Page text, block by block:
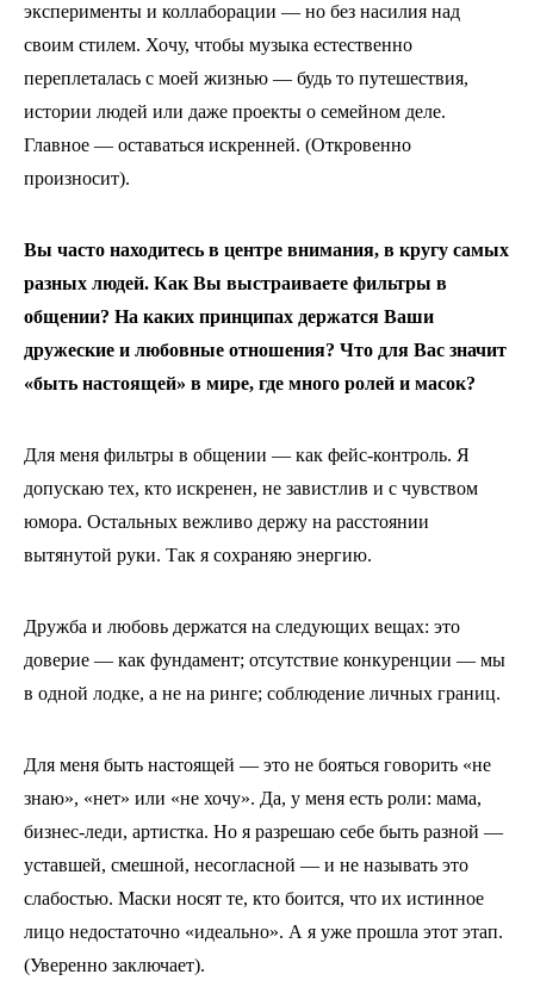
эксперименты и коллаборации — но без насилия над
своим стилем. Хочу, чтобы музыка естественно
переплеталась с моей жизнью — будь то путешествия,
истории людей или даже проекты о семейном деле.
Главное — оставаться искренней. (Откровенно
произносит).
Вы часто находитесь в центре внимания, в кругу самых
разных людей. Как Вы выстраиваете фильтры в
общении? На каких принципах держатся Ваши
дружеские и любовные отношения? Что для Вас значит
«быть настоящей» в мире, где много ролей и масок?
Для меня фильтры в общении — как фейс-контроль. Я
допускаю тех, кто искренен, не завистлив и с чувством
юмора. Остальных вежливо держу на расстоянии
вытянутой руки. Так я сохраняю энергию.
Дружба и любовь держатся на следующих вещах: это
доверие — как фундамент; отсутствие конкуренции — мы
в одной лодке, а не на ринге; соблюдение личных границ.
Для меня быть настоящей — это не бояться говорить «не
знаю», «нет» или «не хочу». Да, у меня есть роли: мама,
бизнес-леди, артистка. Но я разрешаю себе быть разной —
уставшей, смешной, несогласной — и не называть это
слабостью. Маски носят те, кто боится, что их истинное
лицо недостаточно «идеально». А я уже прошла этот этап.
(Уверенно заключает).